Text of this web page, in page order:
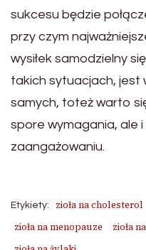
sukcesu będzie
przy czym
wysiłek samodzielny
takich sytuacjach, jest
samych, toteż warto
spore wymagania, ale
zaangażowaniu.
Etykiety: zioła na cholesterol
zioła na menopauze
zioła